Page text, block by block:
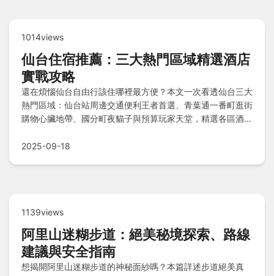
1014views
仙台住宿推薦：三大熱門區域精選酒店
實戰攻略
還在煩惱仙台自由行該住哪裡最方便？本文一次看透仙台三大
熱門區域：仙台站周邊交通便利王者首選、青葉通一番町逛街
購物心臟地帶、國分町夜貓子與預算玩家天堂，精選各區酒店
住宿！
2025-09-18
1139views
阿里山迷糊步道：絕美秘境探索、路線
建議與安全指南
想揭開阿里山迷糊步道的神秘面紗嗎？本篇詳述步道絕美真